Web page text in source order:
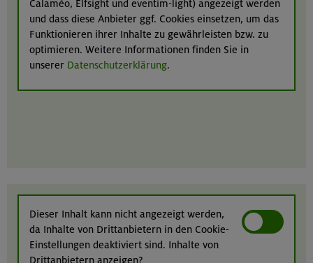
Calaméo, Elfsight und eventim-light) angezeigt werden
und dass diese Anbieter ggf. Cookies einsetzen, um das
Funktionieren ihrer Inhalte zu gewährleisten bzw. zu
optimieren. Weitere Informationen finden Sie in
unserer Datenschutzerklärung.
Dieser Inhalt kann nicht angezeigt werden,
da Inhalte von Drittanbietern in den Cookie-
Einstellungen deaktiviert sind. Inhalte von
Drittanbietern anzeigen?